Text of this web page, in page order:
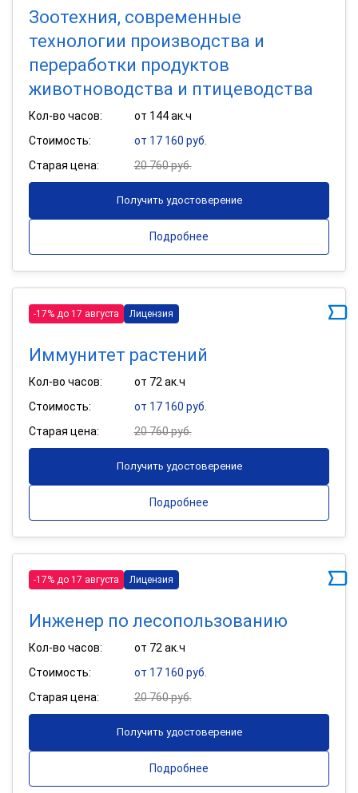
Зоотехния, современные
технологии производства и
переработки продуктов
животноводства и птицеводства
Кол-во часов:
от 144 ак.ч
Стоимость:
от 17 160 руб.
Старая цена:
20 760 руб.
Получить удостоверение
Подробнее
-17% до 17 августа Лицензия
Иммунитет растений
Кол-во часов:
от 72 ак.ч
Стоимость:
от 17 160 руб.
Старая цена:
20 760 руб.
Получить удостоверение
Подробнее
-17% до 17 августа Лицензия
Инженер по лесопользованию
Кол-во часов:
от 72 ак.ч
Стоимость:
от 17 160 руб.
Старая цена:
20 760 руб.
Получить удостоверение
Подробнее